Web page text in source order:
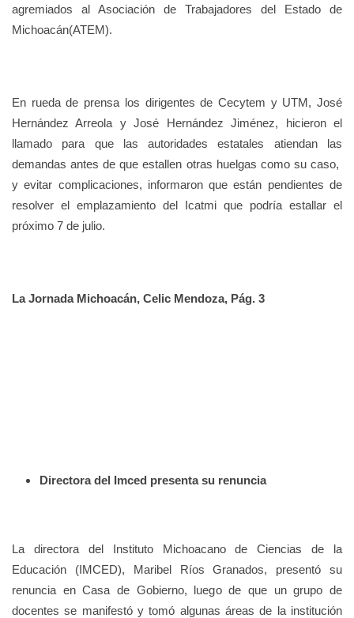
agremiados al Asociación de Trabajadores del Estado de
Michoacán(ATEM).
En rueda de prensa los dirigentes de Cecytem y UTM, José
Hernández Arreola y José Hernández Jiménez, hicieron el
llamado para que las autoridades estatales atiendan las
demandas antes de que estallen otras huelgas como su caso,
y evitar complicaciones, informaron que están pendientes de
resolver el emplazamiento del Icatmi que podría estallar el
próximo 7 de julio.
La Jornada Michoacán, Celic Mendoza, Pág. 3
Directora del Imced presenta su renuncia
La directora del Instituto Michoacano de Ciencias de la
Educación (IMCED), Maribel Ríos Granados, presentó su
renuncia en Casa de Gobierno, luego de que un grupo de
docentes se manifestó y tomó algunas áreas de la institución